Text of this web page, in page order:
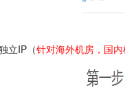
立IP（针对海外机房，国